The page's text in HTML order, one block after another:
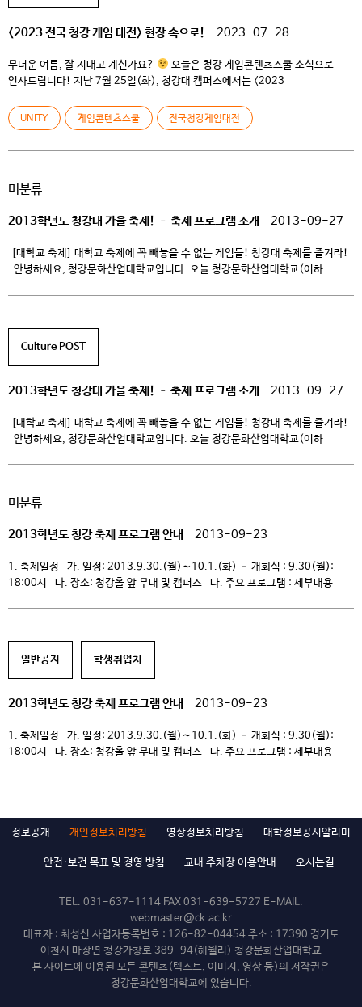
<2023 전국 청강 게임 대전> 현장 속으로! 2023-07-28
무더운 여름, 잘 지내고 계신가요?
오늘은 청강 게임콘텐츠스쿨 소식으로
인사드립니다! ​지난 7월 25일(화), 청강대 캠퍼스에서는 <2023
프로그래밍, 그래픽, QA 및 운영, e스포츠까지 게임산업의 모든 영역을 아우르는
전문화된 교육을 실현하고 있는 청강 게임콘텐츠스쿨이 대학으로서는 국내
UNITY 게임콘텐츠스쿨 전국청강게임대전
미분류
2013학년도 청강대 가을 축제! – 축제 프로그램 소개 2013-09-27
[대학교 축제] 대학교 축제에 꼭 빼놓을 수 없는 게임들! 청강대 축제를 즐겨라!
안녕하세요, 청강문화산업대학교입니다. 오늘 청강문화산업대학교(이하
Culture POST
2013학년도 청강대 가을 축제! – 축제 프로그램 소개 2013-09-27
[대학교 축제] 대학교 축제에 꼭 빼놓을 수 없는 게임들! 청강대 축제를 즐겨라!
안녕하세요, 청강문화산업대학교입니다. 오늘 청강문화산업대학교(이하
무슨 계절~? 독서의 계절?! 아니죠, 아니죠! 가을은 […]
미분류
2013학년도 청강 축제 프로그램 안내 2013-09-23
1. 축제일정 가. 일정: 2013.9.30.(월)∼10.1.(화) – 개회식 : 9.30(월):
18:00시 나. 장소: 청강홀 앞 무대 및 캠퍼스 다. 주요 프로그램 : 세부내용
일반공지
학생취업처
2013학년도 청강 축제 프로그램 안내 2013-09-23
1. 축제일정 가. 일정: 2013.9.30.(월)∼10.1.(화) – 개회식 : 9.30(월):
18:00시 나. 장소: 청강홀 앞 무대 및 캠퍼스 다. 주요 프로그램 : 세부내용
[…]
정보공개
개인정보처리방침 영상정보처리방침 대학정보공시알리미
안전·보건 목표 및 경영 방침 교내 주차장 이용안내 오시는길
TEL. 031-637-1114 FAX 031-639-5727 E-MAIL.
webmaster@ck.ac.kr
대표자 : 최성신 사업자등록번호 : 126-82-04454 주소 : 17390 경기도
이천시 마장면 청강가창로 389-94(해월리) 청강문화산업대학교
본 사이트에 이용된 모든 콘텐츠(텍스트, 이미지, 영상 등)의 저작권은
청강문화산업대학교에 있습니다.